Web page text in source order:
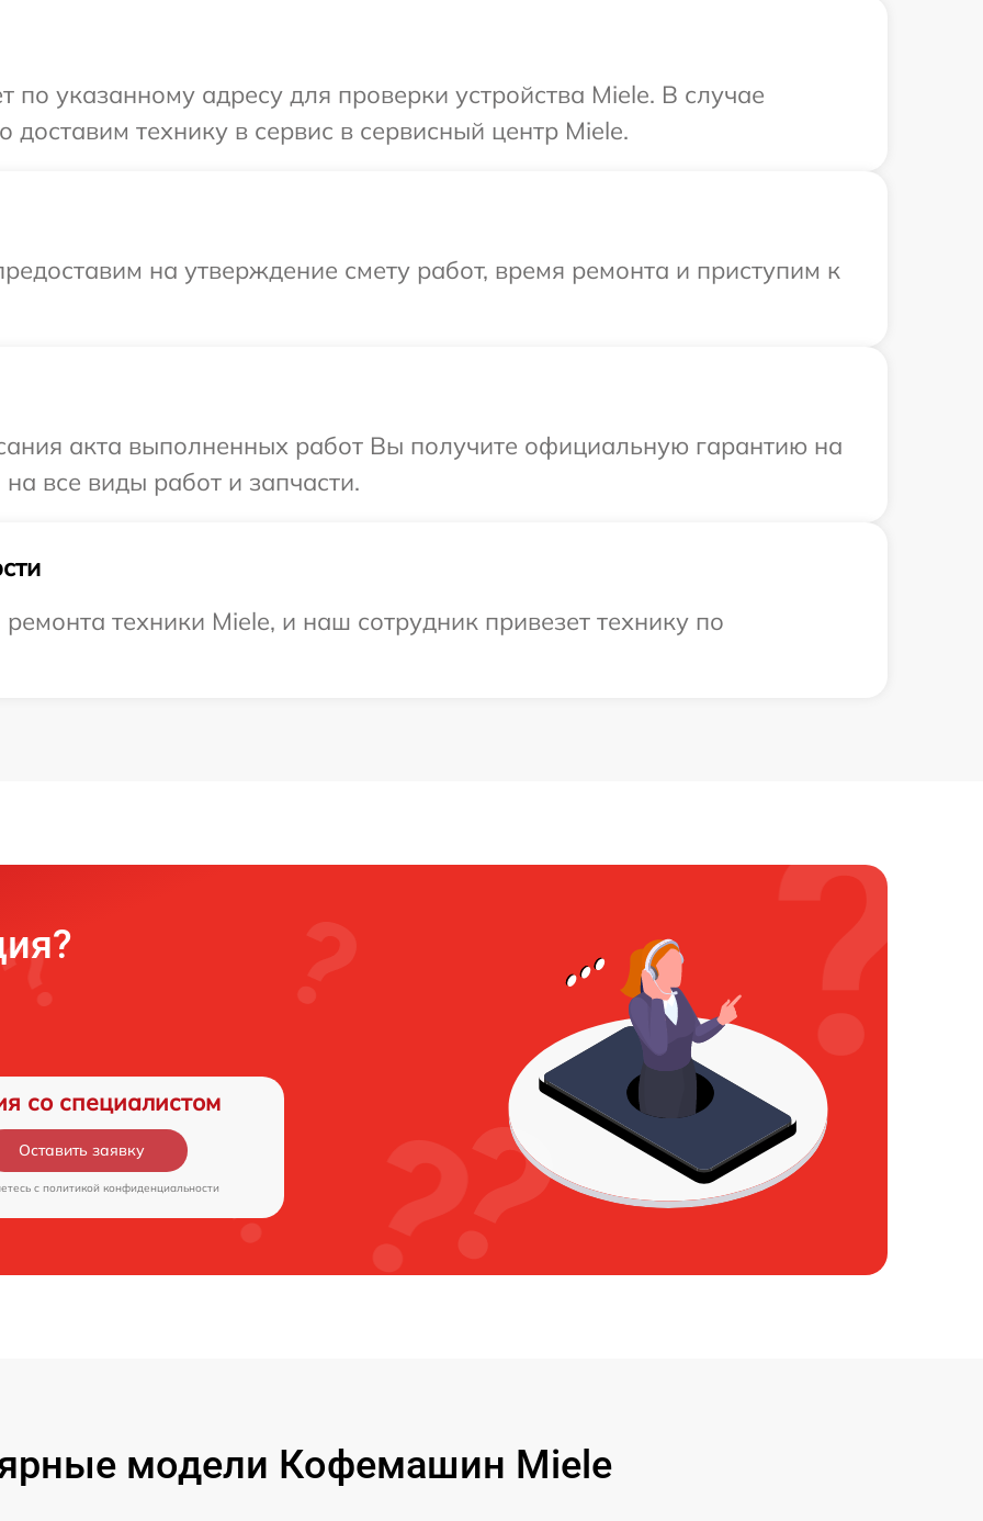
по указанному адресу для проверки устройства Miele. В случае
технику в сервис в сервисный центр Miele.
на утверждение смету работ, время ремонта и приступим к
акта выполненных работ Вы получите официальную гарантию на
все виды работ и запчасти.
техники Miele, и наш сотрудник привезет технику по
со специалистом
Оставить заявку
c политикой конфиденциальности
модели Кофемашин Miele